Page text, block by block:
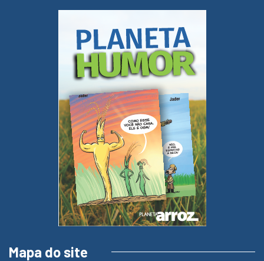
Mapa do site